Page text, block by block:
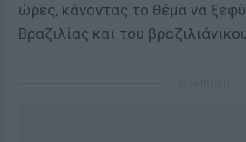
ώρες, κάνοντας το θέμα να
Βραζιλίας και του